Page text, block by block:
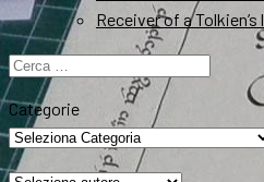
Receiver of a
Ricerca
per:
Categorie